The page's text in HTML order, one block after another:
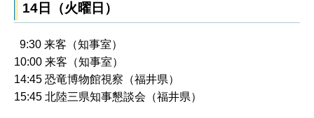
14日（火曜日）
9:30 来客（知事室）
10:00 来客（知事室）
14:45 恐竜博物館視察（福井県）
15:45 北陸三県知事懇談会（福井県）